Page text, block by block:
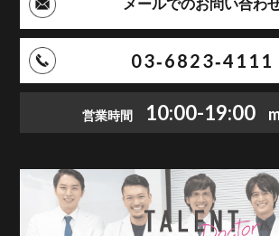
メールでのお問い合わ
03‑6823‑4111
営業時間 10:00-19:00